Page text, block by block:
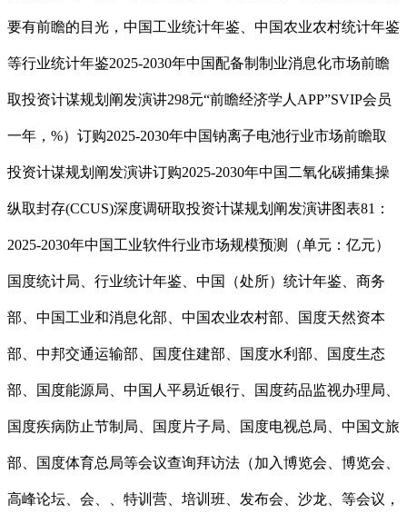
要有前瞻的目光，中国工业统计年鉴、中国农业农村统计年鉴
等行业统计年鉴2025-2030年中国配备制制业消息化市场前瞻
取投资计谋规划阐发演讲298元“前瞻经济学人APP”SVIP会员
一年，%）订购2025-2030年中国钠离子电池行业市场前瞻取
投资计谋规划阐发演讲订购2025-2030年中国二氧化碳捕集操
纵取封存(CCUS)深度调研取投资计谋规划阐发演讲图表81：
2025-2030年中国工业软件行业市场规模预测（单元：亿元）
国度统计局、行业统计年鉴、中国（处所）统计年鉴、商务
部、中国工业和消息化部、中国农业农村部、国度天然资本
部、中邦交通运输部、国度住建部、国度水利部、国度生态
部、国度能源局、中国人平易近银行、国度药品监视办理局、
国度疾病防止节制局、国度片子局、国度电视总局、中国文旅
部、国度体育总局等会议查询拜访法（加入博览会、博览会、
高峰论坛、会、、特训营、培训班、发布会、沙龙、等会议，